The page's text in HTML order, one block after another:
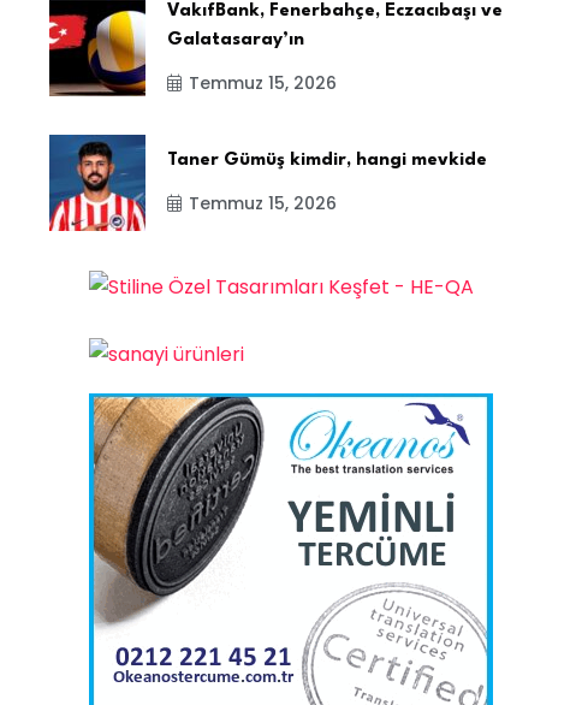
VakıfBank, Fenerbahçe, Eczacıbaşı ve
Galatasaray’ın
Temmuz 15, 2026
Taner Gümüş kimdir, hangi mevkide
Temmuz 15, 2026